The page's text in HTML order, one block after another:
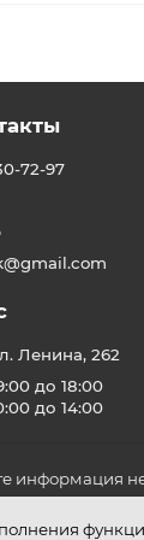
72-97
Ленина, 262
до 18:00
до 14:00
информация